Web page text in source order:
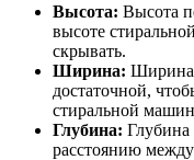
Высота: Высота
высоте
скрывать.
Ширина: Ширина
достаточной,
стиральной
Глубина: Глубина
расстоянию